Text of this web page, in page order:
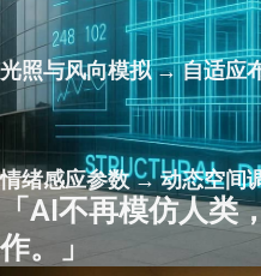
光照与风向模拟 → 自适应
情绪感应参数 → 动态空间
「AI不再模仿人类
作。」